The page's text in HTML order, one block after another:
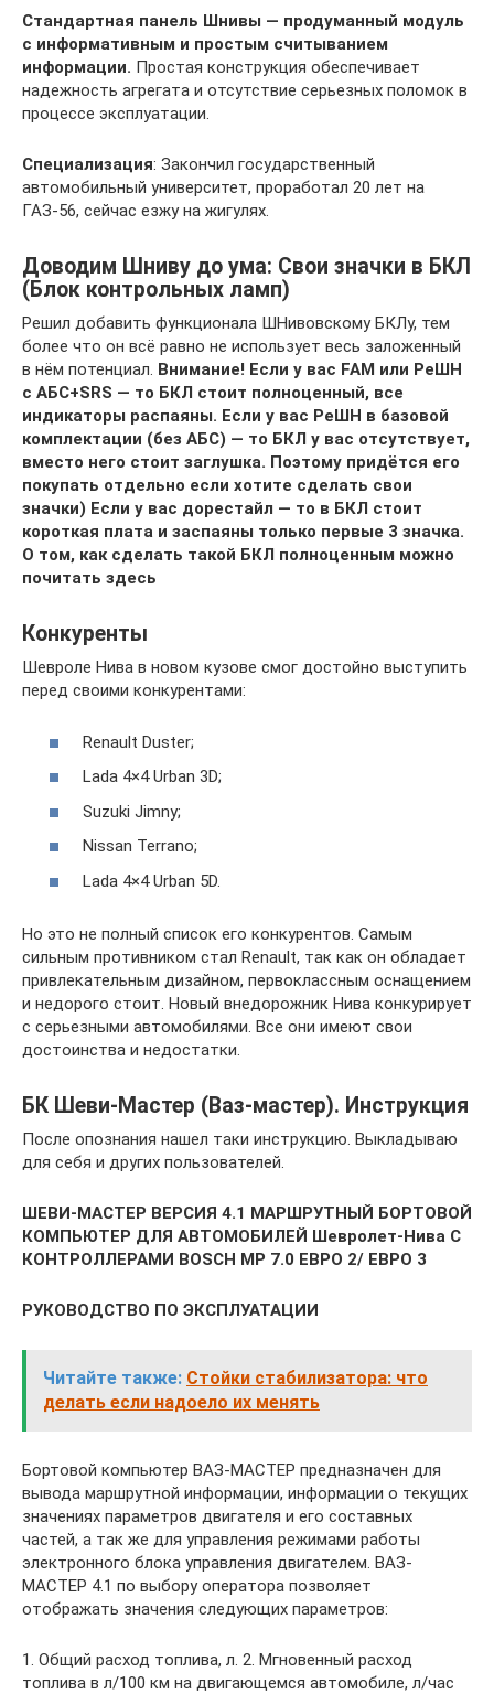
Стандартная панель Шнивы — продуманный модуль
с информативным и простым считыванием
информации. Простая конструкция обеспечивает
надежность агрегата и отсутствие серьезных поломок в
процессе эксплуатации.
Специализация: Закончил государственный
автомобильный университет, проработал 20 лет на
ГАЗ-56, сейчас езжу на жигулях.
Доводим Шниву до ума: Свои значки в БКЛ
(Блок контрольных ламп)
Решил добавить функционала ШНивовскому БКЛу, тем
более что он всё равно не использует весь заложенный
в нём потенциал. Внимание! Если у вас FAM или РеШН
с АБС+SRS — то БКЛ стоит полноценный, все
индикаторы распаяны. Если у вас РеШН в базовой
комплектации (без АБС) — то БКЛ у вас отсутствует,
вместо него стоит заглушка. Поэтому придётся его
покупать отдельно если хотите сделать свои
значки) Если у вас дорестайл — то в БКЛ стоит
короткая плата и заспаяны только первые 3 значка.
О том, как сделать такой БКЛ полноценным можно
почитать здесь
Конкуренты
Шевроле Нива в новом кузове смог достойно выступить
перед своими конкурентами:
Renault Duster;
Lada 4×4 Urban 3D;
Suzuki Jimny;
Nissan Terrano;
Lada 4×4 Urban 5D.
Но это не полный список его конкурентов. Самым
сильным противником стал Renault, так как он обладает
привлекательным дизайном, первоклассным оснащением
и недорого стоит. Новый внедорожник Нива конкурирует
с серьезными автомобилями. Все они имеют свои
достоинства и недостатки.
БК Шеви-Мастер (Ваз-мастер). Инструкция
После опознания нашел таки инструкцию. Выкладываю
для себя и других пользователей.
ШЕВИ-МАСТЕР ВЕРСИЯ 4.1 МАРШРУТНЫЙ БОРТОВОЙ
КОМПЬЮТЕР ДЛЯ АВТОМОБИЛЕЙ Шевролет-Нива С
КОНТРОЛЛЕРАМИ BOSCH MP 7.0 ЕВРО 2/ ЕВРО 3
РУКОВОДСТВО ПО ЭКСПЛУАТАЦИИ
Читайте также: Стойки стабилизатора: что
делать если надоело их менять
Бортовой компьютер ВАЗ-МАСТЕР предназначен для
вывода маршрутной информации, информации о текущих
значениях параметров двигателя и его составных
частей, а так же для управления режимами работы
электронного блока управления двигателем. ВАЗ-
МАСТЕР 4.1 по выбору оператора позволяет
отображать значения следующих параметров:
1. Общий расход топлива, л. 2. Мгновенный расход
топлива в л/100 км на двигающемся автомобиле, л/час